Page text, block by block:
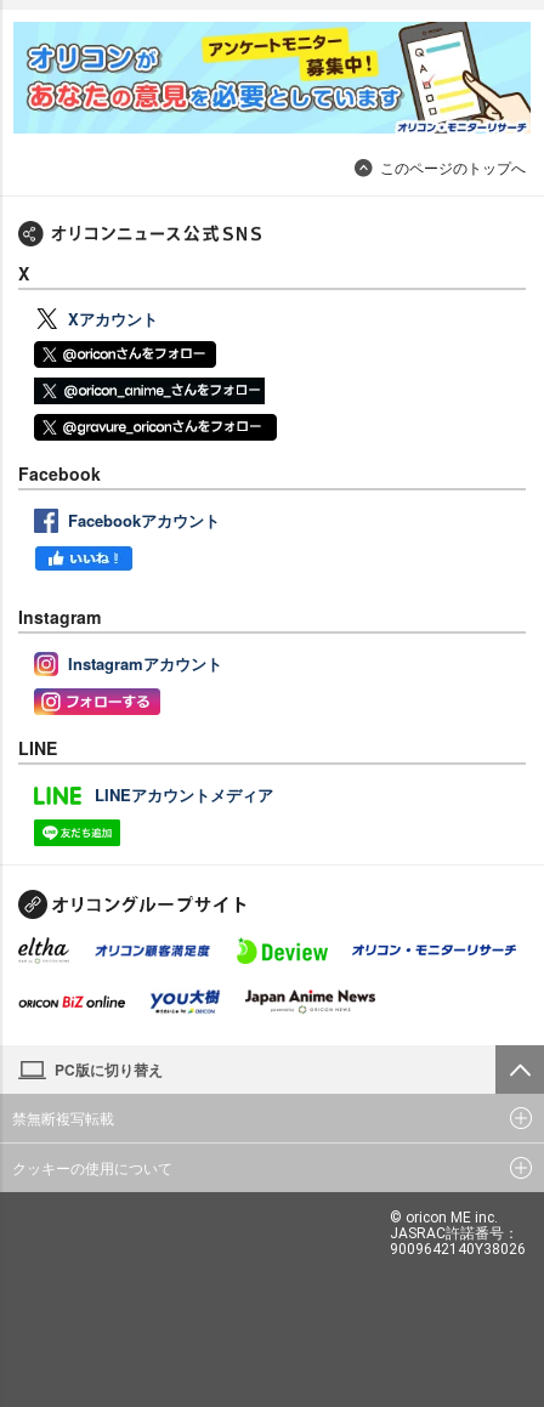
このページのトップへ
X
Xアカウント
Facebook
Facebookアカウント
Instagram
Instagramアカウント
LINE
LINEアカウントメディア
PC版に切り替え
禁無断複写転載
クッキーの使用について
© oricon ME inc.
JASRAC許諾番号：
9009642140Y38026